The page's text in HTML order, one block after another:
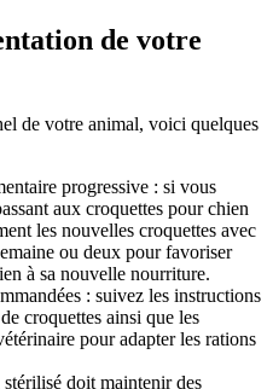
de votre
de votre animal, voici quelques
progressive : si vous
aux croquettes pour chien
les nouvelles croquettes avec
ou deux pour favoriser
à sa nouvelle nourriture.
: suivez les instructions
croquettes ainsi que les
pour adapter les rations
doit maintenir des